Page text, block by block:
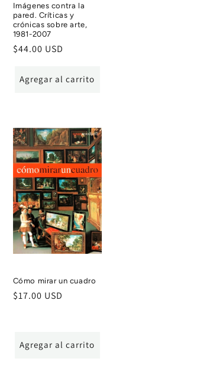
Imágenes contra la
pared. Críticas y
crónicas sobre arte,
1981-2007
Precio
$44.00 USD
Agregar al carrito
Cómo mirar un cuadro
Precio
$17.00 USD
Agregar al carrito